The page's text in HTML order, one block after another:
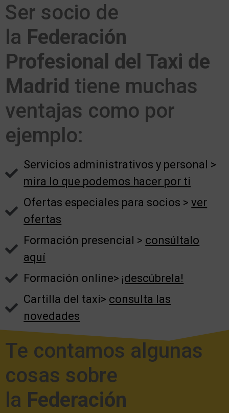
Ser socio de
la Federación
Profesional del Taxi de
Madrid tiene muchas
ventajas como por
ejemplo:
Servicios administrativos y personal >
mira lo que podemos hacer por ti
Ofertas especiales para socios >ver
ofertas
Formación presencial > consúltalo
aquí
Formación online> ¡descúbrela!
Cartilla del taxi> consulta las
novedades
Te contamos algunas
cosas sobre
la Federación